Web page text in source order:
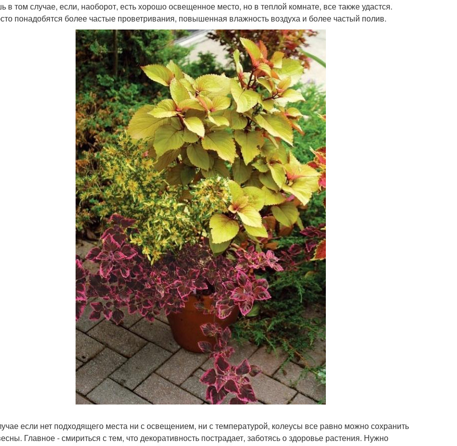
в том случае, если, наоборот, есть хорошо освещенное место, но в теплой комнате, все также удастся.
понадобятся более частые проветривания, повышенная влажность воздуха и более частый полив.
если нет подходящего места ни с освещением, ни с температурой, колеусы все равно можно сохранить
Главное - смириться с тем, что декоративность пострадает, заботясь о здоровье растения. Нужно